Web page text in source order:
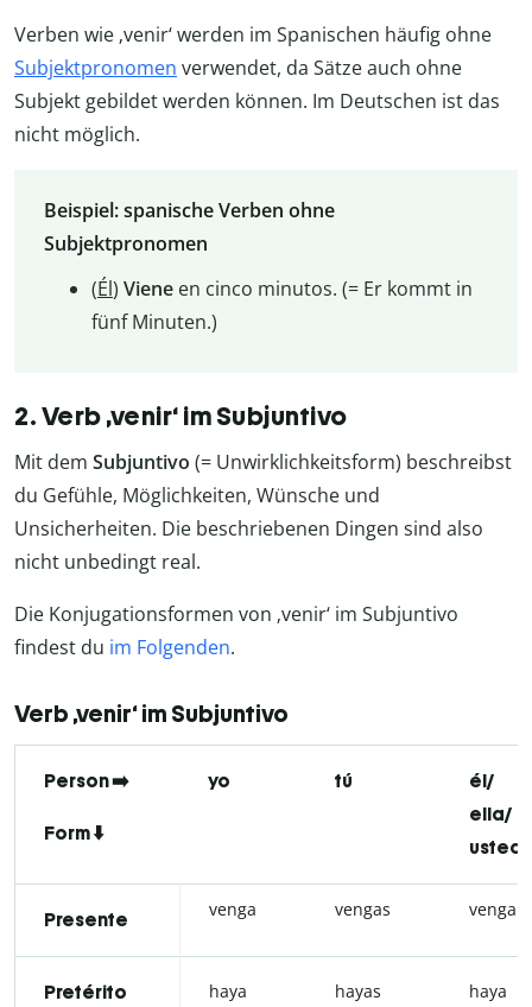
Verben wie ‚venir‘ werden im Spanischen häufig ohne
Subjektpronomen verwendet, da Sätze auch ohne
Subjekt gebildet werden können. Im Deutschen ist das
nicht möglich.
Beispiel: spanische Verben ohne
Subjektpronomen
(Él) Vieneen cinco minutos. (= Er kommt in
fünf Minuten.)
2. Verb ‚venir‘ im Subjuntivo
Mit dem Subjuntivo (= Unwirklichkeitsform) beschreibst
du Gefühle, Möglichkeiten, Wünsche und
Unsicherheiten. Die beschriebenen Dingen sind also
nicht unbedingt real.
Die Konjugationsformen von ‚venir‘ im Subjuntivo
findest du im Folgenden.
Verb ‚venir‘ im Subjuntivo
Person ➡️
Form ⬇️
yo tú
él/
ella/
usted
Presente venga vengas venga
Pretérito
haya
hayas
haya